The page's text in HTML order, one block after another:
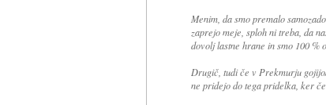
Menim, da smo premalo
zaprejo meje, sploh ni treba, da
dovolj lastne hrane in smo 100 %
Drugič, tudi če v Prekmurju
ne pridejo do tega pridelka, ker